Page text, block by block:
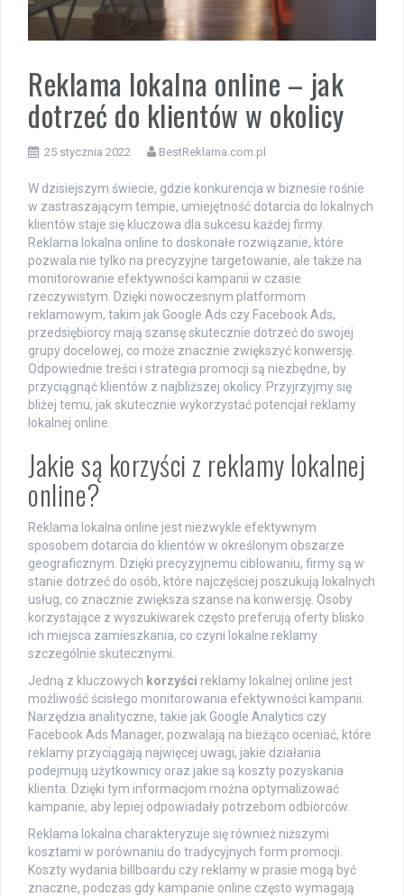
Reklama lokalna online – jak
dotrzeć do klientów w okolicy
25 stycznia 2022 BestReklama.com.pl
W dzisiejszym świecie, gdzie konkurencja w biznesie rośnie
w zastraszającym tempie, umiejętność dotarcia do lokalnych
klientów staje się kluczowa dla sukcesu każdej firmy.
Reklama lokalna online to doskonałe rozwiązanie, które
pozwala nie tylko na precyzyjne targetowanie, ale także na
monitorowanie efektywności kampanii w czasie
rzeczywistym. Dzięki nowoczesnym platformom
reklamowym, takim jak Google Ads czy Facebook Ads,
przedsiębiorcy mają szansę skutecznie dotrzeć do swojej
grupy docelowej, co może znacznie zwiększyć konwersję.
Odpowiednie treści i strategia promocji są niezbędne, by
przyciągnąć klientów z najbliższej okolicy. Przyjrzyjmy się
bliżej temu, jak skutecznie wykorzystać potencjał reklamy
lokalnej online.
Jakie są korzyści z reklamy lokalnej
online?
Reklama lokalna online jest niezwykle efektywnym
sposobem dotarcia do klientów w określonym obszarze
geograficznym. Dzięki precyzyjnemu ciblowaniu, firmy są w
stanie dotrzeć do osób, które najczęściej poszukują lokalnych
usług, co znacznie zwiększa szanse na konwersję. Osoby
korzystające z wyszukiwarek często preferują oferty blisko
ich miejsca zamieszkania, co czyni lokalne reklamy
szczególnie skutecznymi.
Jedną z kluczowych korzyści reklamy lokalnej online jest
możliwość ścisłego monitorowania efektywności kampanii.
Narzędzia analityczne, takie jak Google Analytics czy
Facebook Ads Manager, pozwalają na bieżąco oceniać, które
reklamy przyciągają najwięcej uwagi, jakie działania
podejmują użytkownicy oraz jakie są koszty pozyskania
klienta. Dzięki tym informacjom można optymalizować
kampanie, aby lepiej odpowiadały potrzebom odbiorców.
Reklama lokalna charakteryzuje się również niższymi
kosztami w porównaniu do tradycyjnych form promocji.
Koszty wydania billboardu czy reklamy w prasie mogą być
znaczne, podczas gdy kampanie online często wymagają